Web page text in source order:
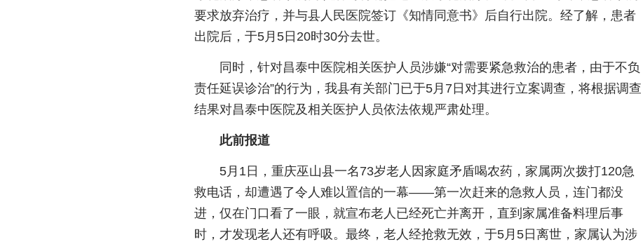
要求放弃治疗，并与县人民医院签订《知情同意书》后自行出院。经了解，患者
出院后，于5月5日20时30分去世。
同时，针对昌泰中医院相关医护人员涉嫌“对需要紧急救治的患者，由于不负
责任延误诊治”的行为，我县有关部门已于5月7日对其进行立案调查，将根据调查
结果对昌泰中医院及相关医护人员依法依规严肃处理。
此前报道
5月1日，重庆巫山县一名73岁老人因家庭矛盾喝农药，家属两次拨打120急
救电话，却遭遇了令人难以置信的一幕——第一次赶来的急救人员，连门都没
进，仅在门口看了一眼，就宣布老人已经死亡并离开，直到家属准备料理后事
时，才发现老人还有呼吸。最终，老人经抢救无效，于5月5日离世，家属认为涉